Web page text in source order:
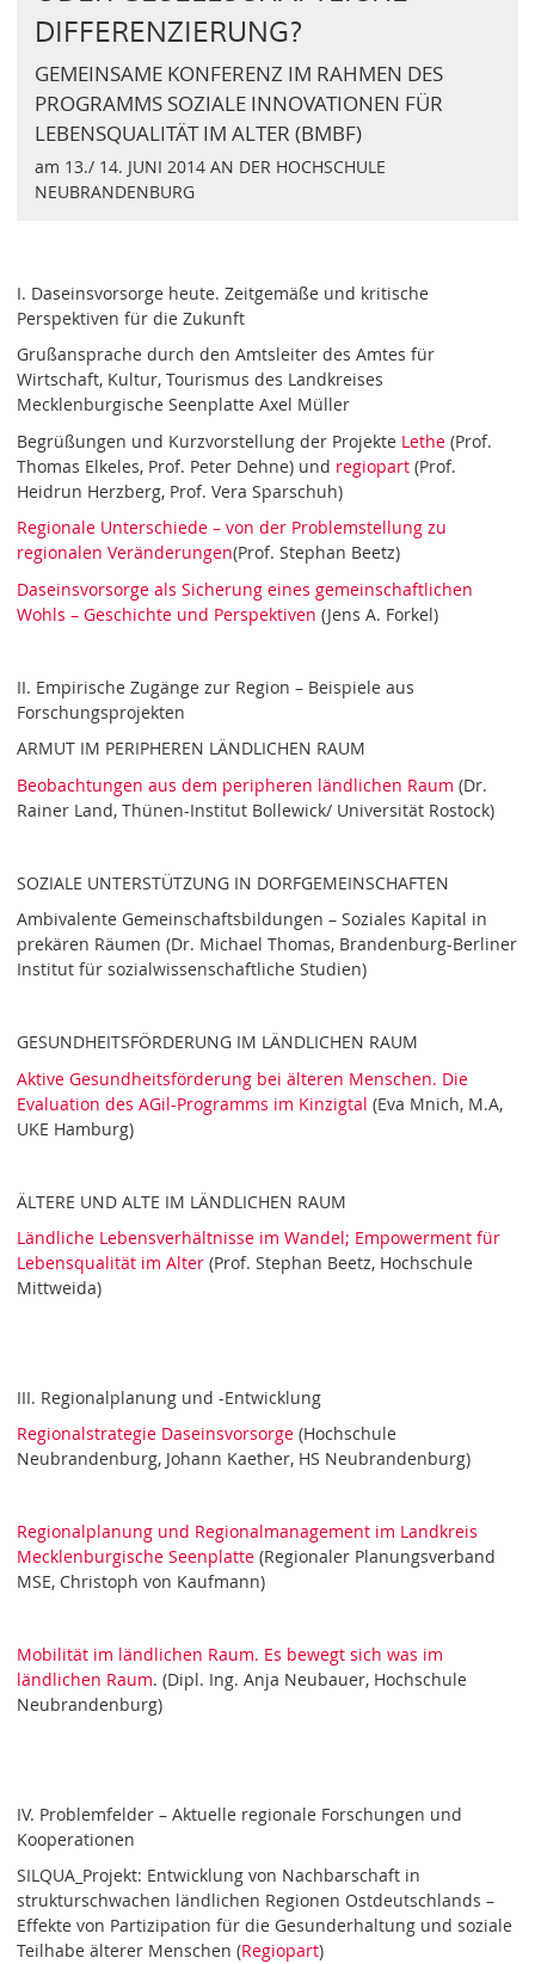
DIFFERENZIERUNG?
GEMEINSAME KONFERENZ IM RAHMEN DES
PROGRAMMS SOZIALE INNOVATIONEN FÜR
LEBENSQUALITÄT IM ALTER (BMBF)
am 13./ 14. JUNI 2014 AN DER HOCHSCHULE
NEUBRANDENBURG
I. Daseinsvorsorge heute. Zeitgemäße und kritische
Perspektiven für die Zukunft
Grußansprache durch den Amtsleiter des Amtes für
Wirtschaft, Kultur, Tourismus des Landkreises
Mecklenburgische Seenplatte Axel Müller
Begrüßungen und Kurzvorstellung der Projekte Lethe(Prof.
Thomas Elkeles, Prof. Peter Dehne) und regiopart(Prof.
Heidrun Herzberg, Prof. Vera Sparschuh)
Regionale Unterschiede – von der Problemstellung zu
regionalen Veränderungen(Prof. Stephan Beetz)
Daseinsvorsorge als Sicherung eines gemeinschaftlichen
Wohls – Geschichte und Perspektiven (Jens A. Forkel)
II. Empirische Zugänge zur Region – Beispiele aus
Forschungsprojekten
ARMUT IM PERIPHEREN LÄNDLICHEN RAUM
Beobachtungen aus dem peripheren ländlichen Raum (Dr.
Rainer Land, Thünen-Institut Bollewick/ Universität Rostock)
SOZIALE UNTERSTÜTZUNG IN DORFGEMEINSCHAFTEN
Ambivalente Gemeinschaftsbildungen – Soziales Kapital in
prekären Räumen (Dr. Michael Thomas, Brandenburg-Berliner
Institut für sozialwissenschaftliche Studien)
GESUNDHEITSFÖRDERUNG IM LÄNDLICHEN RAUM
Aktive Gesundheitsförderung bei älteren Menschen. Die
Evaluation des AGil-Programms im Kinzigtal(Eva Mnich, M.A,
UKE Hamburg)
ÄLTERE UND ALTE IM LÄNDLICHEN RAUM
Ländliche Lebensverhältnisse im Wandel; Empowerment für
Lebensqualität im Alter(Prof. Stephan Beetz, Hochschule
Mittweida)
III. Regionalplanung und -Entwicklung
Regionalstrategie Daseinsvorsorge (Hochschule
Neubrandenburg, Johann Kaether, HS Neubrandenburg)
Regionalplanung und Regionalmanagement im Landkreis
Mecklenburgische Seenplatte (Regionaler Planungsverband
MSE, Christoph von Kaufmann)
Mobilität im ländlichen Raum. Es bewegt sich was im
ländlichen Raum. (Dipl. Ing. Anja Neubauer, Hochschule
Neubrandenburg)
IV. Problemfelder – Aktuelle regionale Forschungen und
Kooperationen
SILQUA_Projekt: Entwicklung von Nachbarschaft in
strukturschwachen ländlichen Regionen Ostdeutschlands –
Effekte von Partizipation für die Gesunderhaltung und soziale
Teilhabe älterer Menschen (Regiopart)